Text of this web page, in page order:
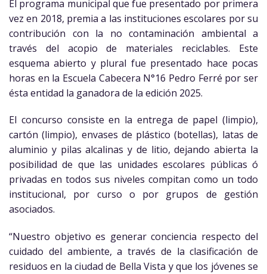
El programa municipal que fue presentado por primera
vez en 2018, premia a las instituciones escolares por su
contribución con la no contaminación ambiental a
través del acopio de materiales reciclables. Este
esquema abierto y plural fue presentado hace pocas
horas en la Escuela Cabecera N°16 Pedro Ferré por ser
ésta entidad la ganadora de la edición 2025.
El concurso consiste en la entrega de papel (limpio),
cartón (limpio), envases de plástico (botellas), latas de
aluminio y pilas alcalinas y de litio, dejando abierta la
posibilidad de que las unidades escolares públicas ó
privadas en todos sus niveles compitan como un todo
institucional, por curso o por grupos de gestión
asociados.
“Nuestro objetivo es generar conciencia respecto del
cuidado del ambiente, a través de la clasificación de
residuos en la ciudad de Bella Vista y que los jóvenes se